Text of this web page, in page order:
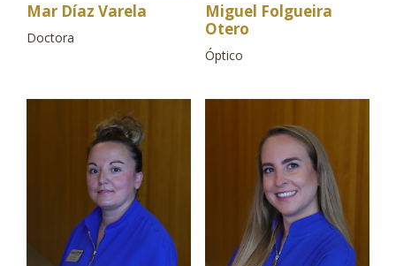
Mar Díaz Varela
Doctora
Miguel Folgueira
Otero
Óptico